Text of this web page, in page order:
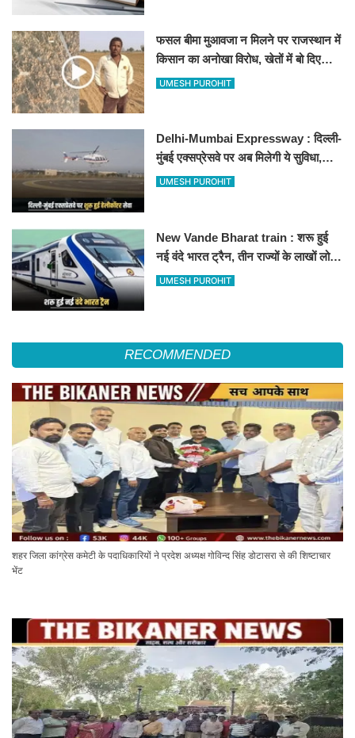
फसल बीमा मुआवजा न मिलने पर राजस्थान में
किसान का अनोखा विरोध, खेतों में बो दिए
500-500 रुपए के नोट, वीडियो वायरल
UMESH PUROHIT
Delhi-Mumbai Expressway : दिल्ली-
मुंबई एक्सप्रेसवे पर अब मिलेगी ये सुविधा,
हेलीकॉप्टर सर्विस से तुरंत घायल पहुंचेगा
UMESH PUROHIT
New Vande Bharat train : शरू हुई
नई वंदे भारत ट्रैन, तीन राज्यों के लाखों लोगों
का सफर होगा आसान, देखें पूरा रूटमैप
UMESH PUROHIT
RECOMMENDED
शहर जिला कांग्रेस कमेटी के पदाधिकारियों ने प्रदेश अध्यक्ष गोविन्द सिंह डोटासरा से की शिष्टाचार
भेंट